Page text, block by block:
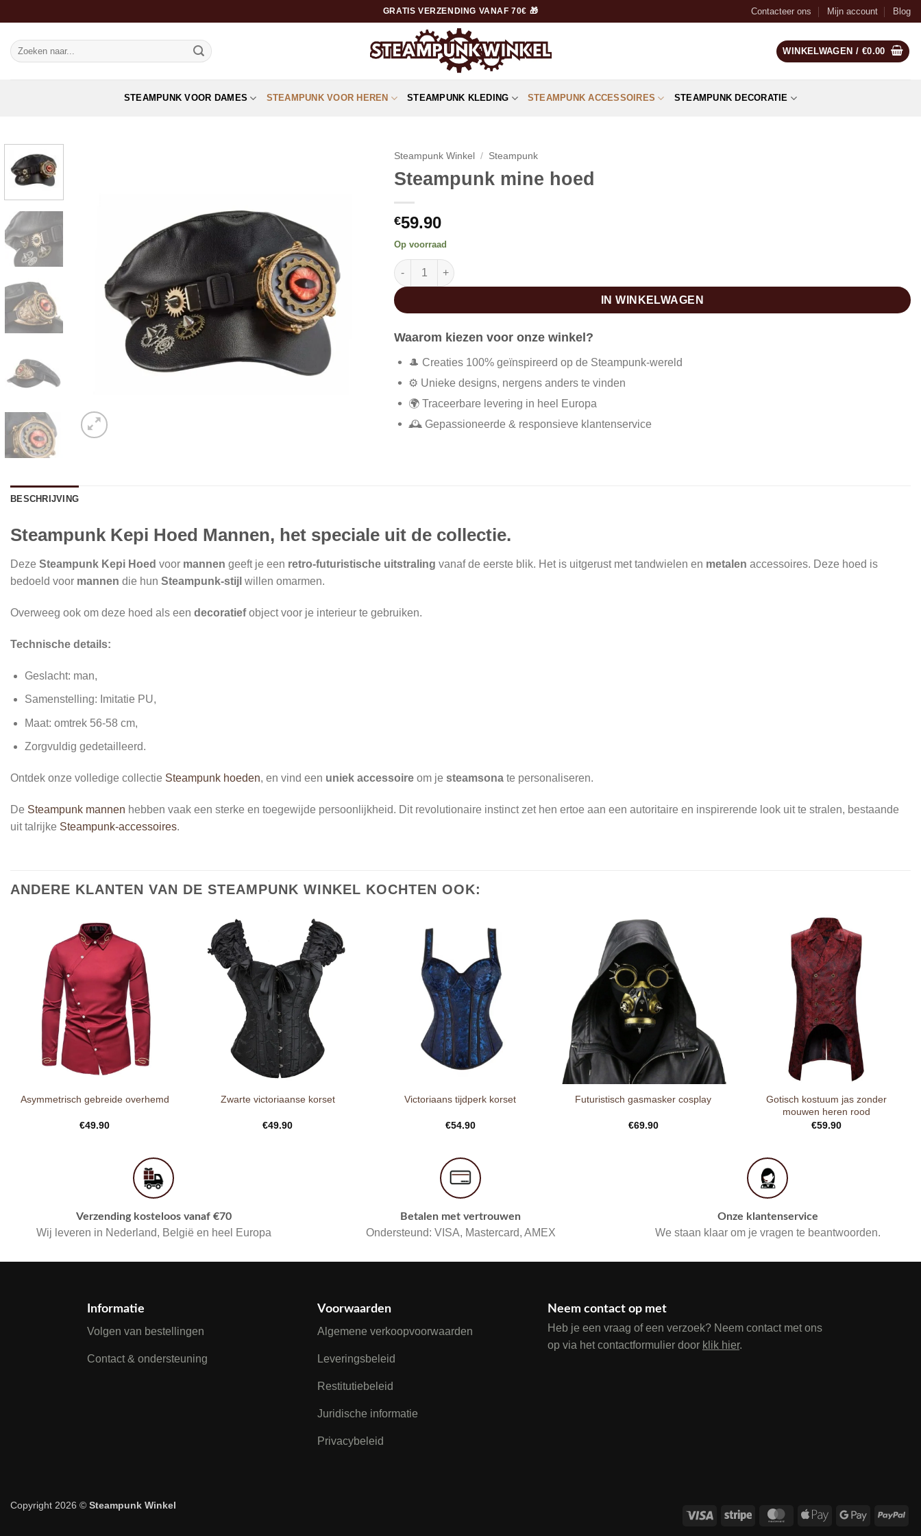
naar
inhoud
GRATIS VERZENDING VANAF 70€ 🎁 Contacteer ons Mijn account Blog
Zoeken
naar:
WINKELWAGEN / €0.00
STEAMPUNK VOOR DAMES STEAMPUNK VOOR HEREN STEAMPUNK KLEDING STEAMPUNK ACCESSOIRES STEAMPUNK DECORATIE
Steampunk Winkel / Steampunk
Steampunk mine hoed
€59.90
Op voorraad
Steampunk mine hoed aantal
IN WINKELWAGEN
Waarom kiezen voor onze winkel?
🎩 Creaties 100% geïnspireerd op de Steampunk-wereld
⚙️ Unieke designs, nergens anders te vinden
🌍 Traceerbare levering in heel Europa
🕰️ Gepassioneerde & responsieve klantenservice
BESCHRIJVING
Steampunk Kepi Hoed Mannen, het speciale uit de collectie.
Deze Steampunk Kepi Hoed voor mannen geeft je een retro-futuristische uitstraling vanaf de eerste blik. Het is uitgerust met tandwielen en metalen accessoires. Deze hoed is
bedoeld voor mannen die hun Steampunk-stijl willen omarmen.
Overweeg ook om deze hoed als een decoratiefobject voor je interieur te gebruiken.
Technische details:
Geslacht: man,
Samenstelling: Imitatie PU,
Maat: omtrek 56-58 cm,
Zorgvuldig gedetailleerd.
Ontdek onze volledige collectie Steampunk hoeden, en vind een uniek accessoire om je steamsona te personaliseren.
De Steampunk mannen hebben vaak een sterke en toegewijde persoonlijkheid. Dit revolutionaire instinct zet hen ertoe aan een autoritaire en inspirerende look uit te stralen, bestaande
uit talrijke Steampunk-accessoires.
ANDERE KLANTEN VAN DE STEAMPUNK WINKEL KOCHTEN OOK:
Asymmetrisch gebreide overhemd
€49.90
Zwarte victoriaanse korset
€49.90
Victoriaans tijdperk korset
€54.90
Futuristisch gasmasker cosplay
€69.90
Gotisch kostuum jas zonder
mouwen heren rood
€59.90
Verzending kosteloos vanaf €70
Wij leveren in Nederland, België en heel Europa
Betalen met vertrouwen
Ondersteund: VISA, Mastercard, AMEX
Onze klantenservice
We staan klaar om je vragen te beantwoorden.
Informatie
Volgen van bestellingen
Contact & ondersteuning
Voorwaarden
Algemene verkoopvoorwaarden
Leveringsbeleid
Restitutiebeleid
Juridische informatie
Privacybeleid
Neem contact op met
Heb je een vraag of een verzoek? Neem contact met ons
op via het contactformulier door klik hier.
Visa Stripe MasterCardApple
Google
Copyright 2026 © Steampunk Winkel